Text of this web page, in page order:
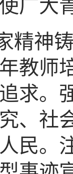
广大
神铸
教师
求。
、社
民。